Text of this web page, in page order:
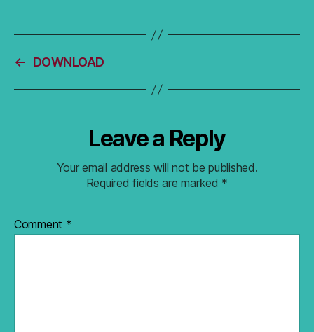
← DOWNLOAD
Leave a Reply
Your email address will not be published.
Required fields are marked *
Comment *